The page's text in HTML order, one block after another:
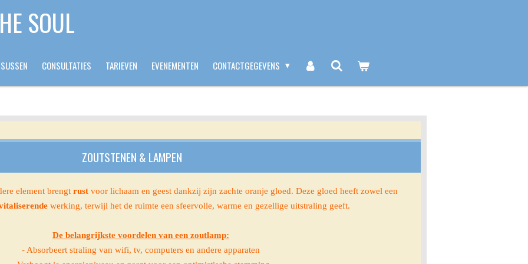
SOUL
CONSULTATIES TARIEVEN EVENEMENTEN CONTACTGEGEVENS
ZOUTSTENEN & LAMPEN
element brengt rustvoor lichaam en geest dankzij zijn zachte oranje gloed. Deze gloed heeft zowel een
werking, terwijl het de ruimte een sfeervolle, warme en gezellige uitstraling geeft.
De belangrijkste voordelen van een zoutlamp:
- Absorbeert straling van wifi, tv, computers en andere apparaten